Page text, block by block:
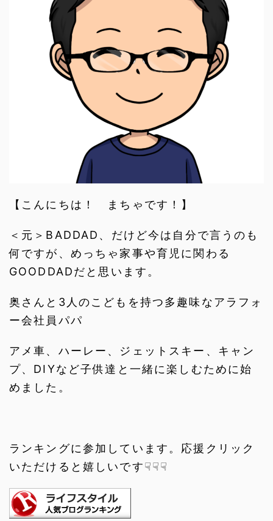
【こんにちは！ まちゃです！】
＜元＞BADDAD、だけど今は自分で言うのも
何ですが、めっちゃ家事や育児に関わる
GOODDADだと思います。
奥さんと3人のこどもを持つ多趣味なアラフォ
ー会社員パパ
アメ車、ハーレー、ジェットスキー、キャン
プ、DIYなど子供達と一緒に楽しむために始
めました。
ランキングに参加しています。応援クリック
いただけると嬉しいです☟☟☟